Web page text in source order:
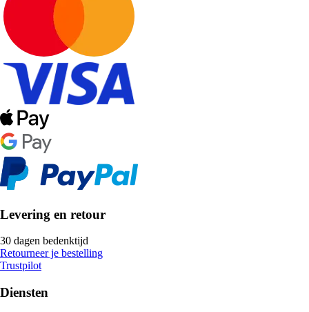
Levering en retour
30 dagen bedenktijd
Retourneer je bestelling
Trustpilot
Diensten